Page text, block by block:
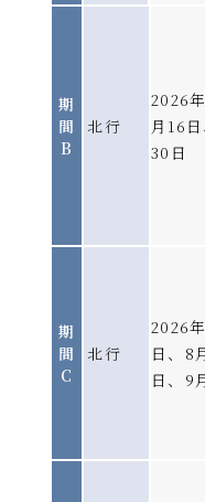
舞鶴～小樽
所要時間
けやき／はまな
運航日
小樽発
運航スケジュ
詳しい運航スケ
表を必ずご確認
〈これからご予
現在発表してい
画につきまして
変更となる可能
ますが、ご了承
期
間
B
北行
2026
月16
30日
期
間
C
北行
2026
日、8
日、9